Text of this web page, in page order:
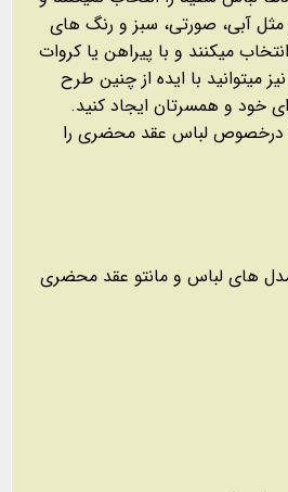
مثل آبی، صورتی، سبز و رنگ های
میکنند و با پیراهن یا کروات
میتوانید با ایده از چنین طرح
خود و همسرتان ایجاد کنید.
درخصوص لباس عقد محضری را
های لباس و مانتو عقد محضری